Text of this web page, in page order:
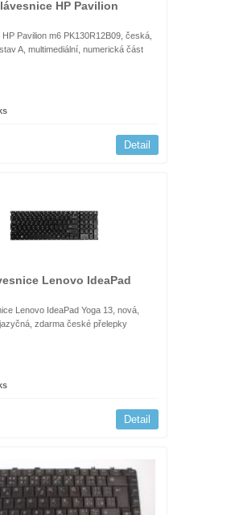
HP Pavilion
Pavilion m6 PK130R12B09, česká,
A, multimediální, numerická část
Detail
Lenovo IdeaPad
Lenovo IdeaPad Yoga 13, nová,
zdarma české přelepky
Detail